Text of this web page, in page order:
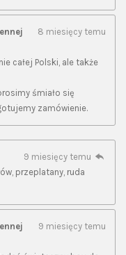
8 miesięcy temu
całej Polski, ale także
śmiało się
zamówienie.
9 miesięcy temu
przeplatany, ruda
9 miesięcy temu